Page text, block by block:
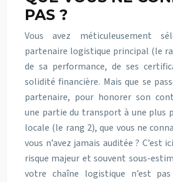
PAS ?
Vous avez méticuleusement
partenaire logistique principal (le
de sa performance, de ses
solidité financière. Mais que se
partenaire, pour honorer son
une partie du transport à une plus
locale (le rang 2), que vous ne
vous n’avez jamais auditée ? C’est
risque majeur et souvent sous-
votre chaîne logistique n’est